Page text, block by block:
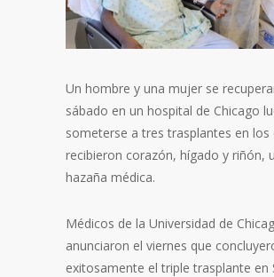
Un hombre y una mujer se
sábado en un hospital de Chicago
someterse a tres trasplantes en los
recibieron corazón, hígado y riñón,
hazaña médica.
Médicos de la Universidad de
anunciaron el viernes que
exitosamente el triple trasplante en